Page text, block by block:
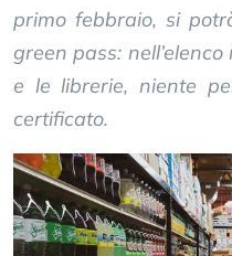
primo febbraio, si
green pass:
e le librerie, niente
certificato.